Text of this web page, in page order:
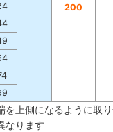
200
上側になるように取
なります